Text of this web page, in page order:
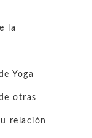
la
Yoga
otras
relación